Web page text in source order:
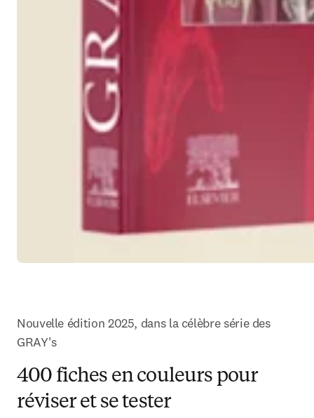
Nouvelle édition 2025, dans la célèbre série des
GRAY's
400 fiches en couleurs pour
réviser et se tester